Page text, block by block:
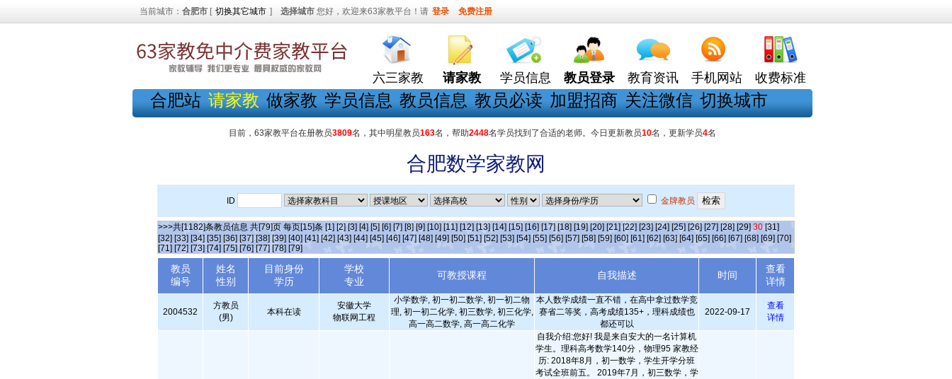
当前城市： 合肥市 [ 切换其它城市 ] 选择城市 您好，欢迎来63家教平台！请 登录 免费注册
六三家教 请家教 学员信息 教员登录 教育资讯 手机网站 收费标准
合肥站 请家教 做家教 学员信息 教员信息 教员必读 加盟招商 关注微信 切换城市
目前，63家教平台在册教员3809名，其中明星教员163名，帮助2448名学员找到了合适的老师。今日更新教员10名，更新学员4名
合肥数学家教网
ID 金牌教员
>>>共[1182]条教员信息 共[79]页 每页[15]条 [1] [2] [3] [4] [5] [6] [7] [8] [9] [10] [11] [12] [13] [14] [15] [16] [17] [18] [19] [20] [21] [22] [23] [24] [25] [26] [27] [28] [29] 30 [31]
[32] [33] [34] [35] [36] [37] [38] [39] [40] [41] [42] [43] [44] [45] [46] [47] [48] [49] [50] [51] [52] [53] [54] [55] [56] [57] [58] [59] [60] [61] [62] [63] [64] [65] [66] [67] [68] [69] [70]
[71] [72] [73] [74] [75] [76] [77] [78] [79]
教员
编号
姓名
性别
目前身份
学历
学校
专业
可教授课程 自我描述 时间
查看
详情
2004532
方教员
(男)
本科在读
安徽大学
物联网工程
小学数学, 初一初二数学, 初一初二物
理, 初一初二化学, 初三数学, 初三化学,
高一高二数学, 高一高二化学
本人数学成绩一直不错，在高中拿过数学竞
赛省二等奖，高考成绩135+，理科成绩也
都还可以
2022-09-17
查看
详情
自我介绍:您好! 我是来自安大的一名计算机
学生。理科高考数学140分，物理95 家教经
历: 2018年8月，初一数学，学生开学分班
考试全班前五。 2019年7月，初三数学，学